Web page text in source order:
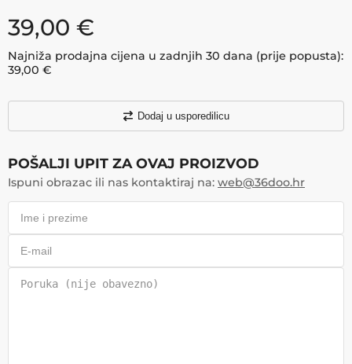
39,00 €
Najniža prodajna cijena u zadnjih 30 dana (prije popusta):
39,00 €
Dodaj u usporedilicu
POŠALJI UPIT ZA OVAJ PROIZVOD
Ispuni obrazac ili nas kontaktiraj na: web@36doo.hr